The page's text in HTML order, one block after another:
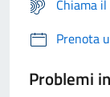
Chiama
Prenota
Problemi